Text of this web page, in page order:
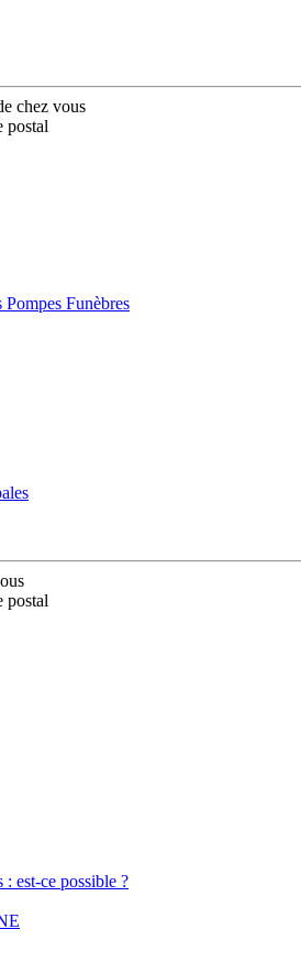
chez vous
postal
Funèbres
postal
: est-ce possible ?